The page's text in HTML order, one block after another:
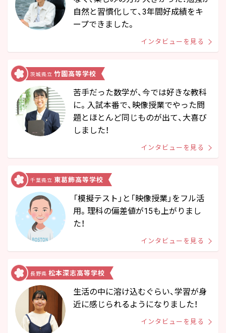
自然と習慣化して、3年間好成績をキ
ープできました。
インタビューを見る
茨城県立 竹園高等学校
苦手だった数学が、今では好きな教科
に。入試本番で、映像授業でやった問
題とほとんど同じものが出て、大喜び
しました！
インタビューを見る
千葉県立 東葛飾高等学校
「模擬テスト」と「映像授業」をフル活
用。理科の偏差値が15も上がりまし
た！
インタビューを見る
長野県 松本深志高等学校
生活の中に溶け込むぐらい、学習が身
近に感じられるようになりました！
インタビューを見る